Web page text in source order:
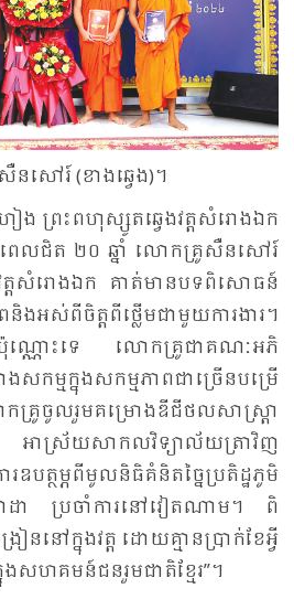
សៅរ៍​ (ខាង​ឆ្វេង)។
ព្រះ​ពហុ​ស្សូត​ឆ្វេង​វត្ត​សំ​រោង​ឯក
ពេល​ជិត ២០ ឆ្នាំ លោក​គ្រូ​សឺន​សៅរ៍
ត​សំ​រោង​ឯក គាត់​មាន​បទ​ពិ​សោធន៍​
ស់​ពី​ចិត្ត​ពី​ថ្លើម​ជា​មួយ​ការ​ងារ។
ប៉ុណ្ណោះ​ទេ លោក​គ្រូ​ជា​គណៈ​អភិ​
កម្ម​ក្នុង​សកម្ម​ភាព​ជា​ច្រើន​បម្រើ​
គ្រូ​ចូល​រួម​គម្រោង​ឌីជី​ថល​សា​ស្ត្រា​
អា​ស្រ័យ​សា​កល​វិទ្យា​ល័យ​ត្រា​វិញ​
បត្ថម្ភ​ពី​មូល​និធិ​គំ​និត​ច្នៃ​ប្រ​តិដ្ឋ​ភូមិ​
ដា ប្រ​ចាំ​ការ​នៅ​វៀត​ណាម។ ពិ​
នៅ​ក្នុង​វត្ត ដោយ​គ្មាន​ប្រាក់​ខែ​អ្វី​
សហ​គមន៍​ជន​រួម​ជាតិ​ខ្មែរ”។